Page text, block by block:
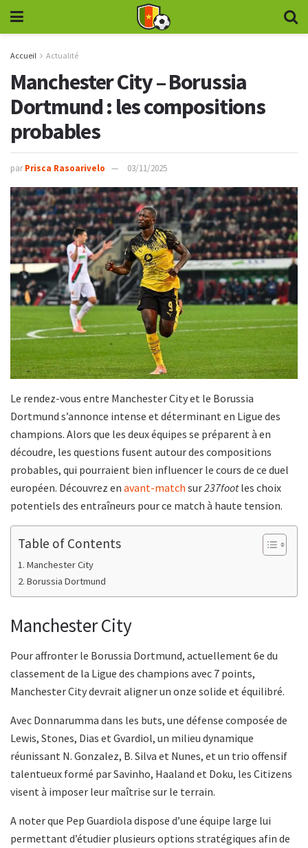
Accueil Actualité
Manchester City – Borussia
Dortmund : les compositions
probables
par Prisca Rasoarivelo 03/11/2025
Le rendez-vous entre Manchester City et le Borussia
Dortmund s’annonce intense et déterminant en Ligue des
champions. Alors que les deux équipes se préparent à en
découdre, les questions fusent autour des compositions
probables, qui pourraient bien influencer le cours de ce duel
européen. Découvrez en avant-match sur237footles choix
potentiels des entraîneurs pour ce match à haute tension.
Table of Contents
Manchester City
Borussia Dortmund
Manchester City
Pour affronter le Borussia Dortmund, actuellement 6e du
classement de la Ligue des champions avec 7 points,
Manchester City devrait aligner un onze solide et équilibré.
Avec Donnarumma dans les buts, une défense composée de
Lewis, Stones, Dias et Gvardiol, un milieu dynamique
réunissant N. Gonzalez, B. Silva et Nunes, et un trio offensif
talentueux formé par Savinho, Haaland et Doku, les Citizens
visent à imposer leur maîtrise sur le terrain.
A noter que Pep Guardiola dispose d’une équipe large lui
permettant d’étudier plusieurs options stratégiques afin de